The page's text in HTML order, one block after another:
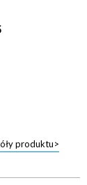
produktu>